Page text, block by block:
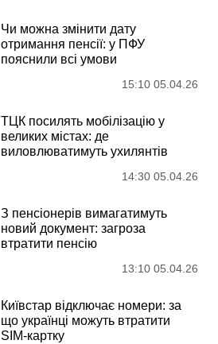
Чи можна змінити дату
отримання пенсії: у ПФУ
пояснили всі умови
15:10 05.04.26
ТЦК посилять мобілізацію у
великих містах: де
виловлюватимуть ухилянтів
14:30 05.04.26
З пенсіонерів вимагатимуть
новий документ: загроза
втратити пенсію
13:10 05.04.26
Київстар відключає номери: за
що українці можуть втратити
SIM-картку